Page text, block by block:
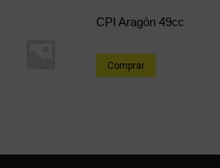
CPI Aragón 49cc
Comprar